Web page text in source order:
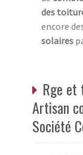
des
encore
solaires
Rge et
Artisan
Société